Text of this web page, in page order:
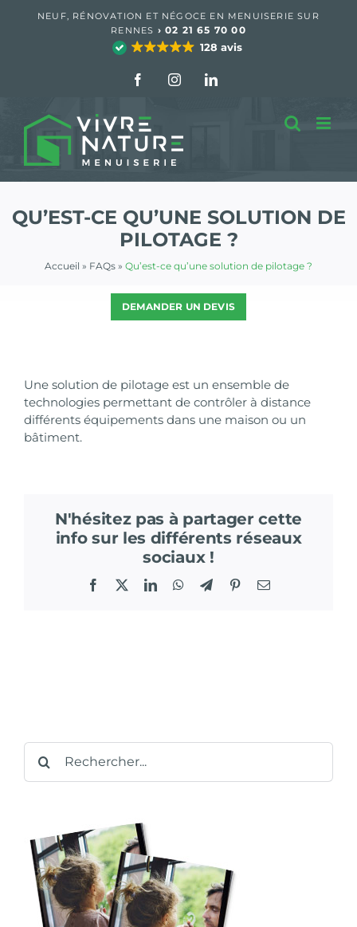
NEUF, RÉNOVATION ET NÉGOCE EN MENUISERIE SUR
RENNES › 02 21 65 70 00
128 avis
FacebookInstagramLinkedIn
QU’EST-CE QU’UNE SOLUTION DE
PILOTAGE ?
Accueil » FAQs » Qu’est-ce qu’une solution de pilotage ?
DEMANDER UN DEVIS
Une solution de pilotage est un ensemble de
technologies permettant de contrôler à distance
différents équipements dans une maison ou un
bâtiment.
N'hésitez pas à partager cette
info sur les différents réseaux
sociaux !
Facebook LinkedInWhatsApp
TelegramPinterestEmail
Rechercher: